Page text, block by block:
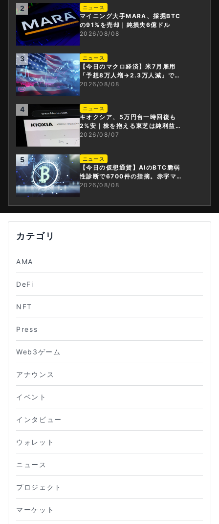
2 ニュース
マイニング大手MARA、採掘BTC
の91%を売却｜純損失6億ドル
2026/08/08
3 ニュース
【今日のマクロ経済】米7月雇用
「予想8万人増→2.3万人減」で利
上げ観測後退
2026/08/08
4 ニュース
キオクシア、5万円台一時回復も
2%安｜株を抱える東芝は純利益3
0倍
2026/08/07
5 ニュース
【今日の仮想通貨】AIのBTC脆弱
性診断で6700件の指摘。赤字マイ
ニング企業はAIに賭ける
2026/08/08
カテゴリ
AMA
DeFi
NFT
Press
Web3ゲーム
アナウンス
イベント
インタビュー
ウォレット
ニュース
プロジェクト
マーケット